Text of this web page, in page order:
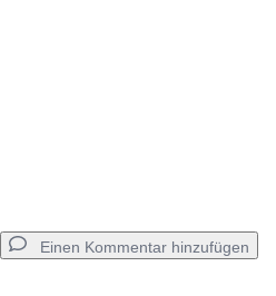
Einen Kommentar hinzufügen